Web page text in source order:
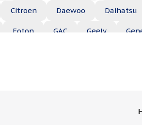
Citroen Daewoo Daihatsu
Foton GAC Geely